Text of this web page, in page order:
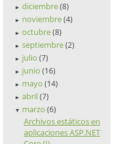
► diciembre (8)
► noviembre (4)
► octubre (8)
► septiembre (2)
► julio (7)
► junio (16)
► mayo (14)
► abril (7)
▼ marzo (6)
Archivos estáticos en
aplicaciones ASP.NET